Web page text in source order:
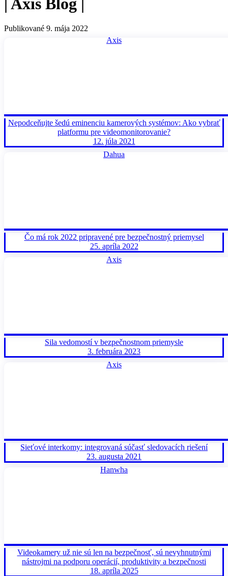
Publikované 9. mája 2022
Axis
Nepodceňujte šedú eminenciu kamerových systémov: Ako vybrať
platformu pre videomonitorovanie?
12. júla 2021
Dahua
Čo má rok 2022 pripravené pre bezpečnostný priemysel
25. apríla 2022
Axis
Sila vedomostí v bezpečnostnom priemysle
3. februára 2023
Axis
Sieťové interkomy: integrovaná súčasť sledovacích riešení
23. augusta 2021
Hanwha
Videokamery už nie sú len na bezpečnosť, sú nevyhnutnými
nástrojmi na podporu operácií, produktivity a bezpečnosti
18. apríla 2025